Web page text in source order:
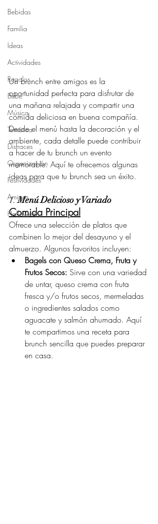
Bebidas
Familia
Ideas
Actividades
Regalos
Bebé
Música
Temática
Disfraces
Organización
Festividades
Amigos
Halloween
Un brunch entre amigos es la
oportunidad perfecta para disfrutar de
una mañana relajada y compartir una
comida deliciosa en buena compañía.
Desde el menú hasta la decoración y el
ambiente, cada detalle puede contribuir
a hacer de tu brunch un evento
memorable. Aquí te ofrecemos algunas
ideas para que tu brunch sea un éxito.
1. Menú Delicioso y Variado
Comida Principal
Ofrece una selección de platos que
combinen lo mejor del desayuno y el
almuerzo. Algunos favoritos incluyen:
Bagels con Queso Crema, Fruta y
Frutos Secos: Sirve con una variedad
de untar, queso crema con fruta
fresca y/o frutos secos, mermeladas
o ingredientes salados como
aguacate y salmón ahumado. Aquí
te compartimos una receta para
brunch sencilla que puedes preparar
en casa.